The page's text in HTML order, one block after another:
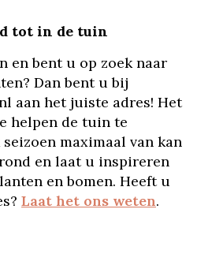
tot in de tuin
en bent u op zoek naar
Dan bent u bij
aan het juiste adres! Het
helpen de tuin te
maximaal van kan
en laat u inspireren
en bomen. Heeft u
Laat het ons weten.